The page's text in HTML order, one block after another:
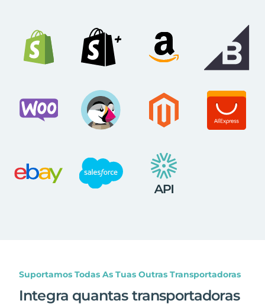
Suportamos Todas As Tuas Outras Transportadoras
Integra quantas transportadoras